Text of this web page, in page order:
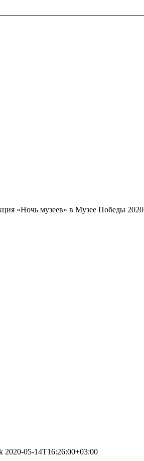
«Ночь музеев» в Музее Победы 2020
2020-05-14T16:26:00+03:00